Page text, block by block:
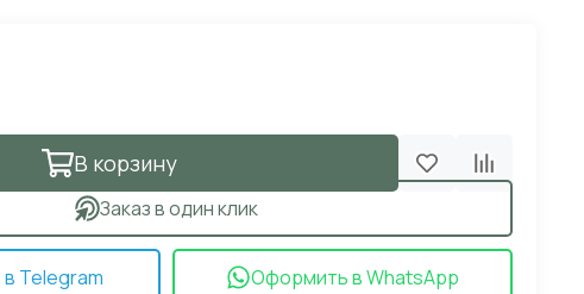
В корзину
Заказ в один клик
Telegram Оформить в WhatsApp